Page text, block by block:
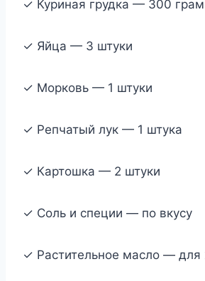
✓ Куриная грудка — 300
✓ Яйца — 3 штуки
✓ Морковь — 1 штуки
✓ Репчатый лук — 1 штука
✓ Картошка — 2 штуки
✓ Соль и специи — по вкусу
✓ Растительное масло — для